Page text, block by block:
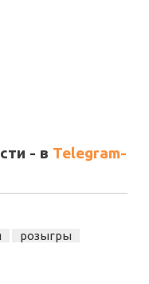
- в Telegram-
розыгры